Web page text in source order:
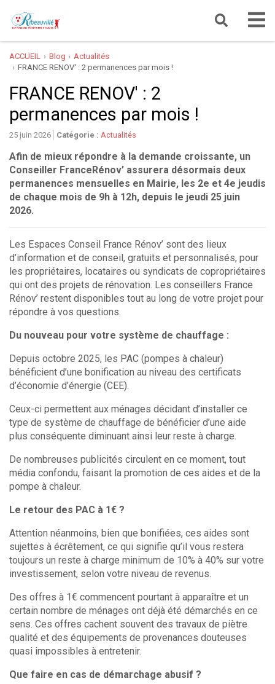
ACCUEIL Blog
Actualités
FRANCE RENOV' : 2 permanences par mois !
FRANCE RENOV' : 2
permanences par mois !
25 juin 2026 Catégorie : Actualités
Afin de mieux répondre à la demande croissante, un
Conseiller FranceRénov’ assurera désormais deux
permanences mensuelles en Mairie, les 2e et 4e jeudis
de chaque mois de 9h à 12h, depuis le jeudi 25 juin
2026.
Les Espaces Conseil France Rénov’ sont des lieux
d’information et de conseil, gratuits et personnalisés, pour
les propriétaires, locataires ou syndicats de copropriétaires
qui ont des projets de rénovation. Les conseillers France
Rénov’ restent disponibles tout au long de votre projet pour
répondre à vos questions.
Du nouveau pour votre système de chauffage :
Depuis octobre 2025, les PAC (pompes à chaleur)
bénéficient d’une bonification au niveau des certificats
d’économie d’énergie (CEE).
Ceux-ci permettent aux ménages décidant d’installer ce
type de système de chauffage de bénéficier d’une aide
plus conséquente diminuant ainsi leur reste à charge.
De nombreuses publicités circulent en ce moment, tout
média confondu, faisant la promotion de ces aides et de la
pompe à chaleur.
Le retour des PAC à 1€ ?
Attention néanmoins, bien que bonifiées, ces aides sont
sujettes à écrêtement, ce qui signifie qu’il vous restera
toujours un reste à charge minimum de 10% à 40% sur votre
investissement, selon votre niveau de revenus.
Des offres à 1€ commencent pourtant à apparaître et un
certain nombre de ménages ont déjà été démarchés en ce
sens. Ces offres cachent souvent des travaux de piètre
qualité et des équipements de provenances douteuses
quasi impossibles à entretenir.
Que faire en cas de démarchage abusif ?